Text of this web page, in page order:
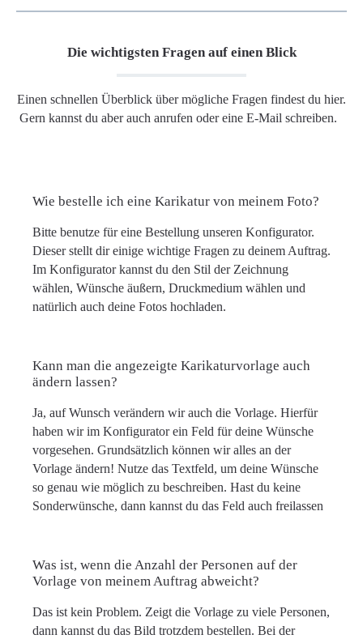
Die wichtigsten Fragen auf einen Blick
Einen schnellen Überblick über mögliche Fragen findest du hier.
Gern kannst du aber auch anrufen oder eine E-Mail schreiben.
Wie bestelle ich eine Karikatur von meinem Foto?
Bitte benutze für eine Bestellung unseren Konfigurator.
Dieser stellt dir einige wichtige Fragen zu deinem Auftrag.
Im Konfigurator kannst du den Stil der Zeichnung
wählen, Wünsche äußern, Druckmedium wählen und
natürlich auch deine Fotos hochladen.
Kann man die angezeigte Karikaturvorlage auch
ändern lassen?
Ja, auf Wunsch verändern wir auch die Vorlage. Hierfür
haben wir im Konfigurator ein Feld für deine Wünsche
vorgesehen. Grundsätzlich können wir alles an der
Vorlage ändern! Nutze das Textfeld, um deine Wünsche
so genau wie möglich zu beschreiben. Hast du keine
Sonderwünsche, dann kannst du das Feld auch freilassen
Was ist, wenn die Anzahl der Personen auf der
Vorlage von meinem Auftrag abweicht?
Das ist kein Problem. Zeigt die Vorlage zu viele Personen,
dann kannst du das Bild trotzdem bestellen. Bei der